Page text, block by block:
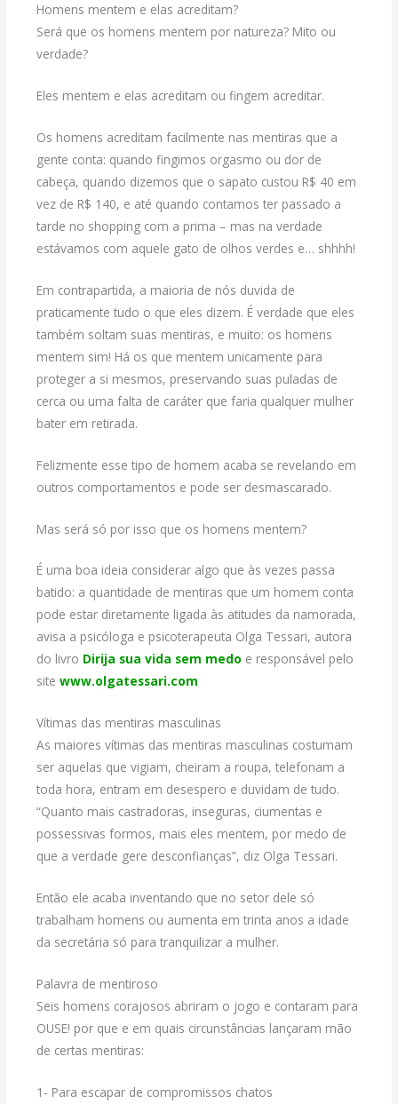
Homens mentem e elas acreditam?
Será que os homens mentem por natureza? Mito ou
verdade?
Eles mentem e elas acreditam ou fingem acreditar.
Os homens acreditam facilmente nas mentiras que a
gente conta: quando fingimos orgasmo ou dor de
cabeça, quando dizemos que o sapato custou R$ 40 em
vez de R$ 140, e até quando contamos ter passado a
tarde no shopping com a prima – mas na verdade
estávamos com aquele gato de olhos verdes e… shhhh!
Em contrapartida, a maioria de nós duvida de
praticamente tudo o que eles dizem. É verdade que eles
também soltam suas mentiras, e muito: os homens
mentem sim! Há os que mentem unicamente para
proteger a si mesmos, preservando suas puladas de
cerca ou uma falta de caráter que faria qualquer mulher
bater em retirada.
Felizmente esse tipo de homem acaba se revelando em
outros comportamentos e pode ser desmascarado.
Mas será só por isso que os homens mentem?
É uma boa ideia considerar algo que às vezes passa
batido: a quantidade de mentiras que um homem conta
pode estar diretamente ligada às atitudes da namorada,
avisa a psicóloga e psicoterapeuta Olga Tessari, autora
do livro Dirija sua vida sem medo e responsável pelo
sitewww.olgatessari.com
Vítimas das mentiras masculinas
As maiores vítimas das mentiras masculinas costumam
ser aquelas que vigiam, cheiram a roupa, telefonam a
toda hora, entram em desespero e duvidam de tudo.
“Quanto mais castradoras, inseguras, ciumentas e
possessivas formos, mais eles mentem, por medo de
que a verdade gere desconfianças”, diz Olga Tessari.
Então ele acaba inventando que no setor dele só
trabalham homens ou aumenta em trinta anos a idade
da secretária só para tranquilizar a mulher.
Palavra de mentiroso
Seis homens corajosos abriram o jogo e contaram para
OUSE! por que e em quais circunstâncias lançaram mão
de certas mentiras:
1- Para escapar de compromissos chatos